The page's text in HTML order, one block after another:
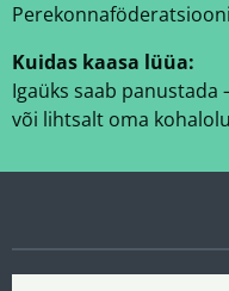
Kuidas kaasa lüüa:
Igaüks saab
või lihtsalt oma